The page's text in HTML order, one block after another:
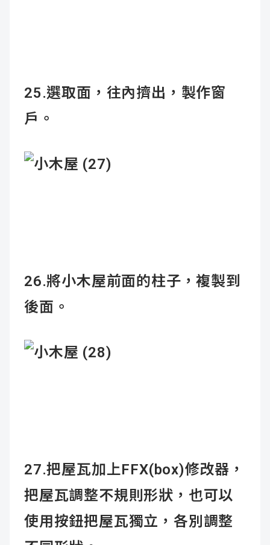
25.選取面，往內擠出，製作窗
戶。
26.將小木屋前面的柱子，複製到
後面。
27.把屋瓦加上FFX(box)修改器，
把屋瓦調整不規則形狀，也可以
使用按鈕把屋瓦獨立，各別調整